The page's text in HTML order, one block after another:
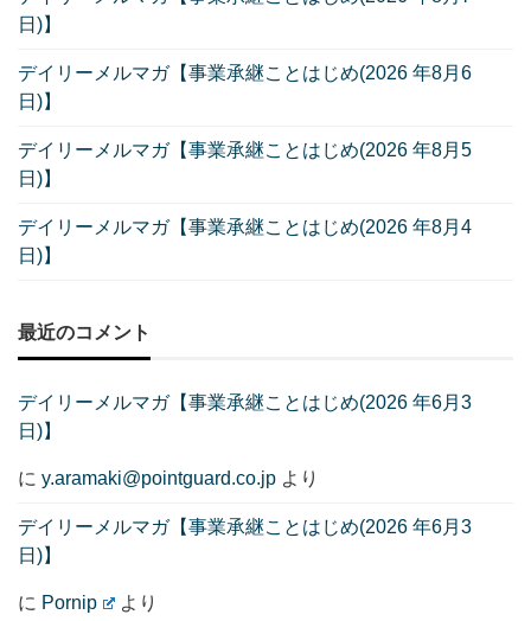
日)】
デイリーメルマガ【事業承継ことはじめ(2026 年8月6
日)】
デイリーメルマガ【事業承継ことはじめ(2026 年8月5
日)】
デイリーメルマガ【事業承継ことはじめ(2026 年8月4
日)】
最近のコメント
デイリーメルマガ【事業承継ことはじめ(2026 年6月3
日)】
に y.aramaki@pointguard.co.jp より
デイリーメルマガ【事業承継ことはじめ(2026 年6月3
日)】
に Pornip より